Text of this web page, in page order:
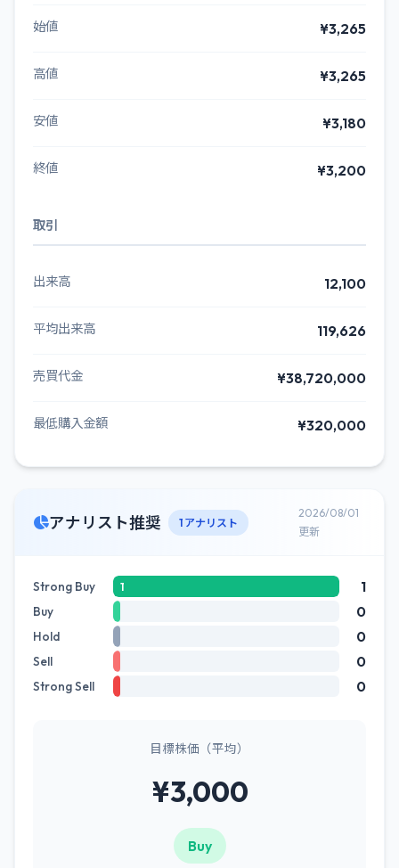
始値 ¥3,265
高値 ¥3,265
安値 ¥3,180
終値 ¥3,200
取引
出来高 12,100
平均出来高 119,626
売買代金 ¥38,720,000
最低購入金額 ¥320,000
アナリスト推奨 1 アナリスト
2026/08/01
更新
Strong Buy 1 1
Buy 0
Hold 0
Sell 0
Strong Sell 0
目標株価（平均）
¥3,000
Buy